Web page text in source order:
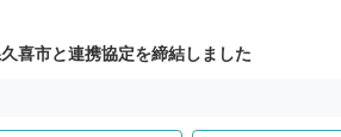
喜市と連携協定を締結しました